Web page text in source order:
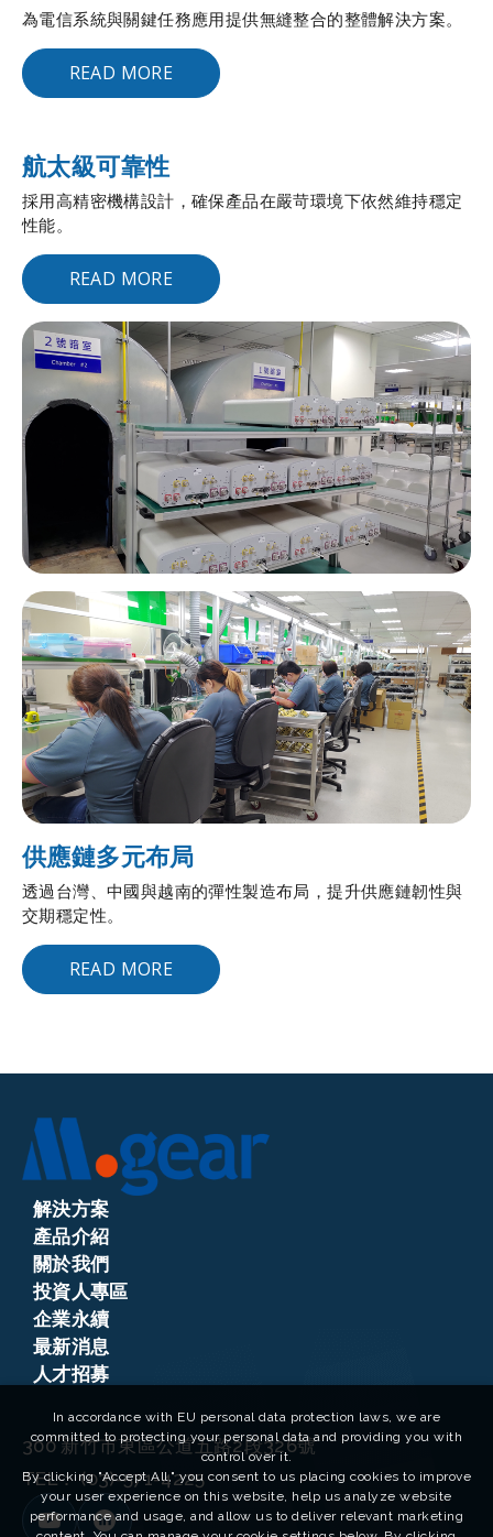
為電信系統與關鍵任務應用提供無縫整合的整體解決方案。
READ MORE
航太級可靠性
採用高精密機構設計，確保產品在嚴苛環境下依然維持穩定
性能。
READ MORE
供應鏈多元布局
透過台灣、中國與越南的彈性製造布局，提升供應鏈韌性與
交期穩定性。
READ MORE
解決方案
產品介紹
關於我們
投資人專區
企業永續
最新消息
人才招募
300 新竹市東區公道五路2段326號
TEL： (03)-571-4225
In accordance with EU personal data protection laws, we are
committed to protecting your personal data and providing you with
control over it.
By clicking "Accept All," you consent to us placing cookies to improve
your user experience on this website, help us analyze website
performance and usage, and allow us to deliver relevant marketing